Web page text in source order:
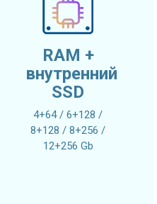
RAM +
внутренний
SSD
4+64 / 6+128 /
8+128 / 8+256 /
12+256 Gb